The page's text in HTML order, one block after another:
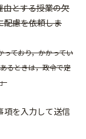
由とする授業の欠
配慮を依頼しま
ており，かかってい
るときは，政令で定
を入力して送信